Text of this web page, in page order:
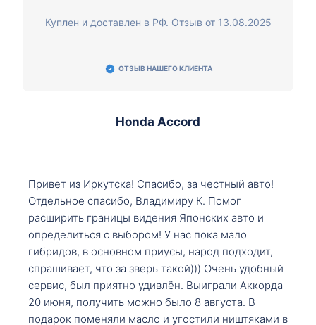
Куплен и доставлен в РФ. Отзыв от 13.08.2025
ОТЗЫВ НАШЕГО КЛИЕНТА
Honda Accord
Привет из Иркутска! Спасибо, за честный авто!
Отдельное спасибо, Владимиру К. Помог
расширить границы видения Японских авто и
определиться с выбором! У нас пока мало
гибридов, в основном приусы, народ подходит,
спрашивает, что за зверь такой))) Очень удобный
сервис, был приятно удивлён. Выиграли Аккорда
20 июня, получить можно было 8 августа. В
подарок поменяли масло и угостили ништяками в